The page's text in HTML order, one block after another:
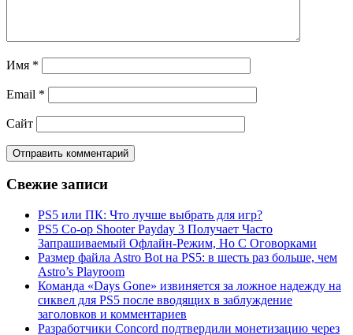
Имя *
Email *
Сайт
Свежие записи
PS5 или ПК: Что лучше выбрать для игр?
PS5 Co-op Shooter Payday 3 Получает Часто
Запрашиваемый Офлайн-Режим, Но С Оговорками
Размер файла Astro Bot на PS5: в шесть раз больше, чем
Astro’s Playroom
Команда «Days Gone» извиняется за ложное надежду на
сиквел для PS5 после вводящих в заблуждение
заголовков и комментариев
Разработчики Concord подтвердили монетизацию через